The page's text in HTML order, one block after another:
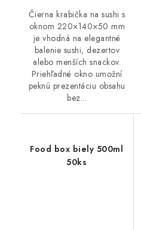
Čierna krabička na sushi s
oknom 220×140×50 mm
je vhodná na elegantné
balenie sushi, dezertov
alebo menších snackov.
Priehľadné okno umožní
peknú prezentáciu obsahu
bez...
Food box biely 500ml
50ks